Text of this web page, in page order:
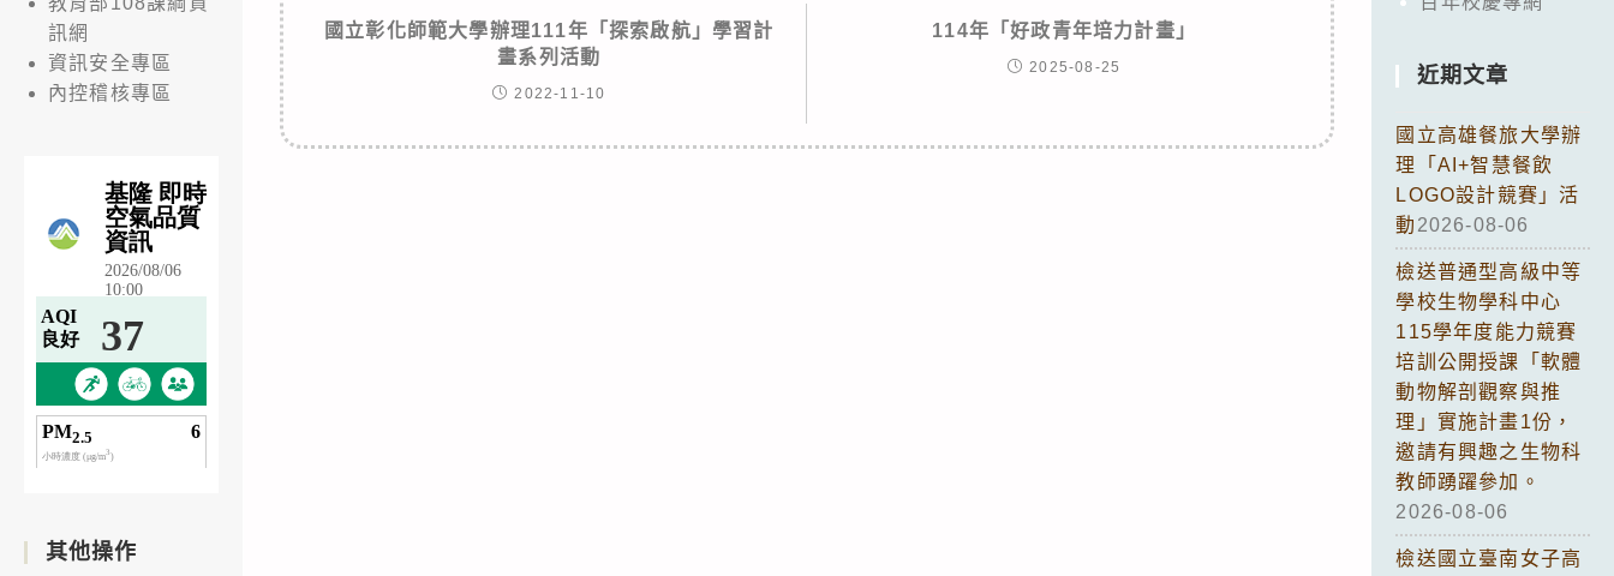
國立彰化師範大學辦理111年「探索啟航」學習計
畫系列活動
2022-11-10
114年「好政青年培力計畫」
2025-08-25
訊網
資訊安全專區
內控稽核專區
其他操作
近期文章
國立高雄餐旅大學辦
理「AI+智慧餐飲
LOGO設計競賽」活
動 2026-08-06
檢送普通型高級中等
學校生物學科中心
115學年度能力競賽
培訓公開授課「軟體
動物解剖觀察與推
理」實施計畫1份，
邀請有興趣之生物科
教師踴躍參加。
2026-08-06
檢送國立臺南女子高